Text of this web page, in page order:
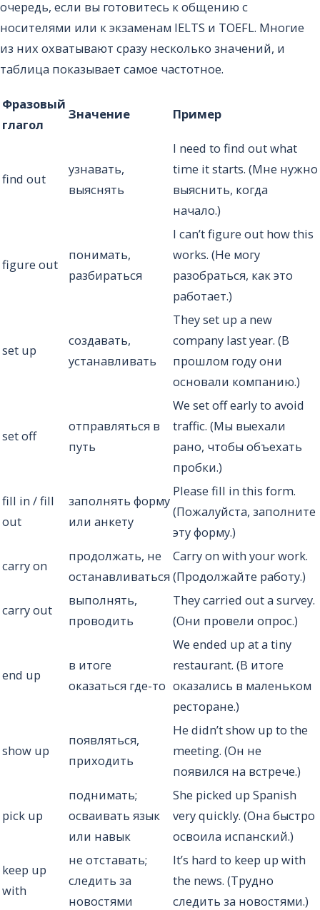
очередь, если вы готовитесь к общению с
носителями или к экзаменам IELTS и TOEFL. Многие
из них охватывают сразу несколько значений, и
таблица показывает самое частотное.
Фразовый
глагол
Значение Пример
find out
узнавать,
выяснять
I need to find out what
time it starts. (Мне нужно
выяснить, когда
начало.)
figure out
понимать,
разбираться
I can’t figure out how this
works. (Не могу
разобраться, как это
работает.)
set up
создавать,
устанавливать
They set up a new
company last year. (В
прошлом году они
основали компанию.)
set off
отправляться в
путь
We set off early to avoid
traffic. (Мы выехали
рано, чтобы объехать
пробки.)
fill in / fill
out
заполнять форму
или анкету
Please fill in this form.
(Пожалуйста, заполните
эту форму.)
carry on
продолжать, не
останавливаться
Carry on with your work.
(Продолжайте работу.)
carry out
выполнять,
проводить
They carried out a survey.
(Они провели опрос.)
end up
в итоге
оказаться где-то
We ended up at a tiny
restaurant. (В итоге
оказались в маленьком
ресторане.)
show up
появляться,
приходить
He didn’t show up to the
meeting. (Он не
появился на встрече.)
pick up
поднимать;
осваивать язык
или навык
She picked up Spanish
very quickly. (Она быстро
освоила испанский.)
keep up
with
не отставать;
следить за
новостями
It’s hard to keep up with
the news. (Трудно
следить за новостями.)